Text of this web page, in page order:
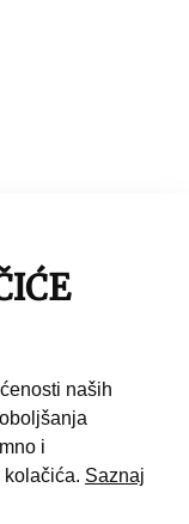
naših
i
kolačića. Saznaj